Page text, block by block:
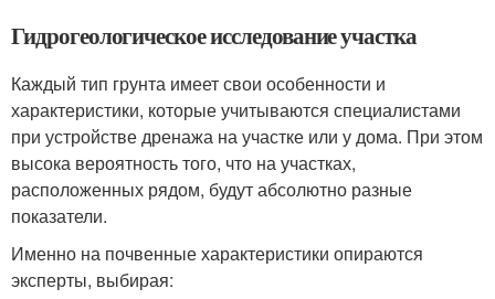
Гидрогеологическое исследование участка
Каждый тип грунта имеет свои особенности и
характеристики, которые учитываются специалистами
при устройстве дренажа на участке или у дома. При этом
высока вероятность того, что на участках,
расположенных рядом, будут абсолютно разные
показатели.
Именно на почвенные характеристики опираются
эксперты, выбирая: